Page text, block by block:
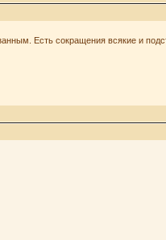
Есть сокращения всякие и